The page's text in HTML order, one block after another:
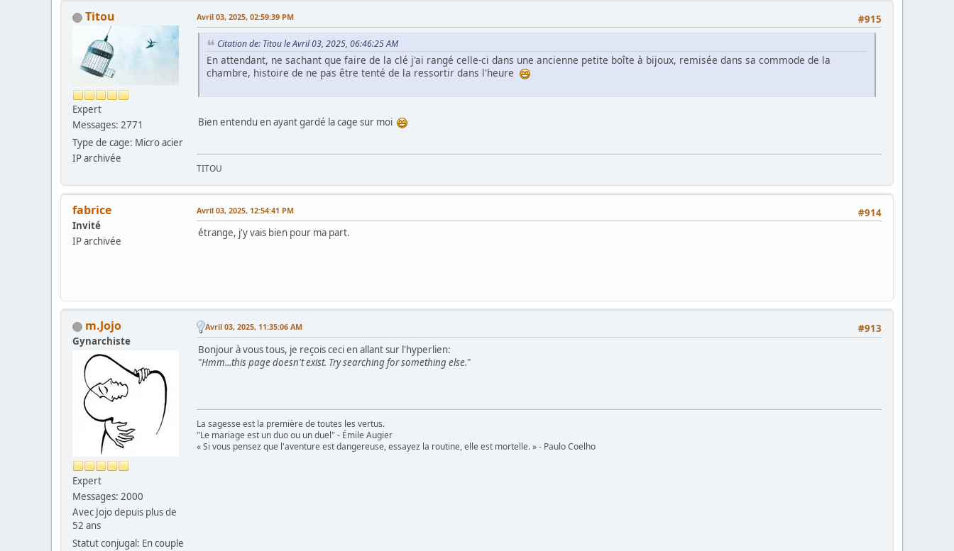
Titou
Expert
Messages: 2771
Type de cage: Micro acier
IP archivée
#915
Avril 03, 2025, 02:59:39 PM
Citation de: Titou le Avril 03, 2025, 06:46:25 AM
En attendant, ne sachant que faire de la clé j'ai rangé celle-ci dans une ancienne petite boîte à bijoux, remisée dans sa commode de la
chambre, histoire de ne pas être tenté de la ressortir dans l'heure
Bien entendu en ayant gardé la cage sur moi
TITOU
fabrice
Invité
IP archivée
#914
Avril 03, 2025, 12:54:41 PM
étrange, j'y vais bien pour ma part.
m.Jojo
Gynarchiste
Expert
Messages: 2000
Avec Jojo depuis plus de
52 ans
Statut conjugal: En couple
#913
Avril 03, 2025, 11:35:06 AM
Bonjour à vous tous, je reçois ceci en allant sur l'hyperlien:
"Hmm...this page doesn't exist. Try searching for something else."
La sagesse est la première de toutes les vertus.
"Le mariage est un duo ou un duel" - Émile Augier
« Si vous pensez que l'aventure est dangereuse, essayez la routine, elle est mortelle. » - Paulo Coelho